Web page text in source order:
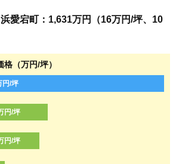
愛宕町：1,631万円（16万円/坪、10
格（万円/坪）
円/坪
円/坪
円/坪